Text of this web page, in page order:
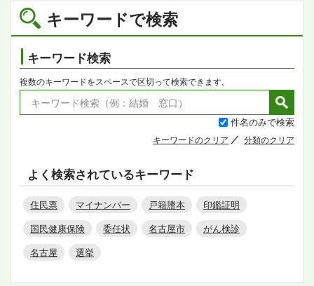
キーワードで検索
キーワード検索
複数のキーワードをスペースで区切って検索できます。
件名のみで検索
キーワードのクリア 分類のクリア
よく検索されているキーワード
住民票 マイナンバー 戸籍謄本
印鑑証明
国民健康保険
委任状 名古屋市
がん検診
名古屋
選挙